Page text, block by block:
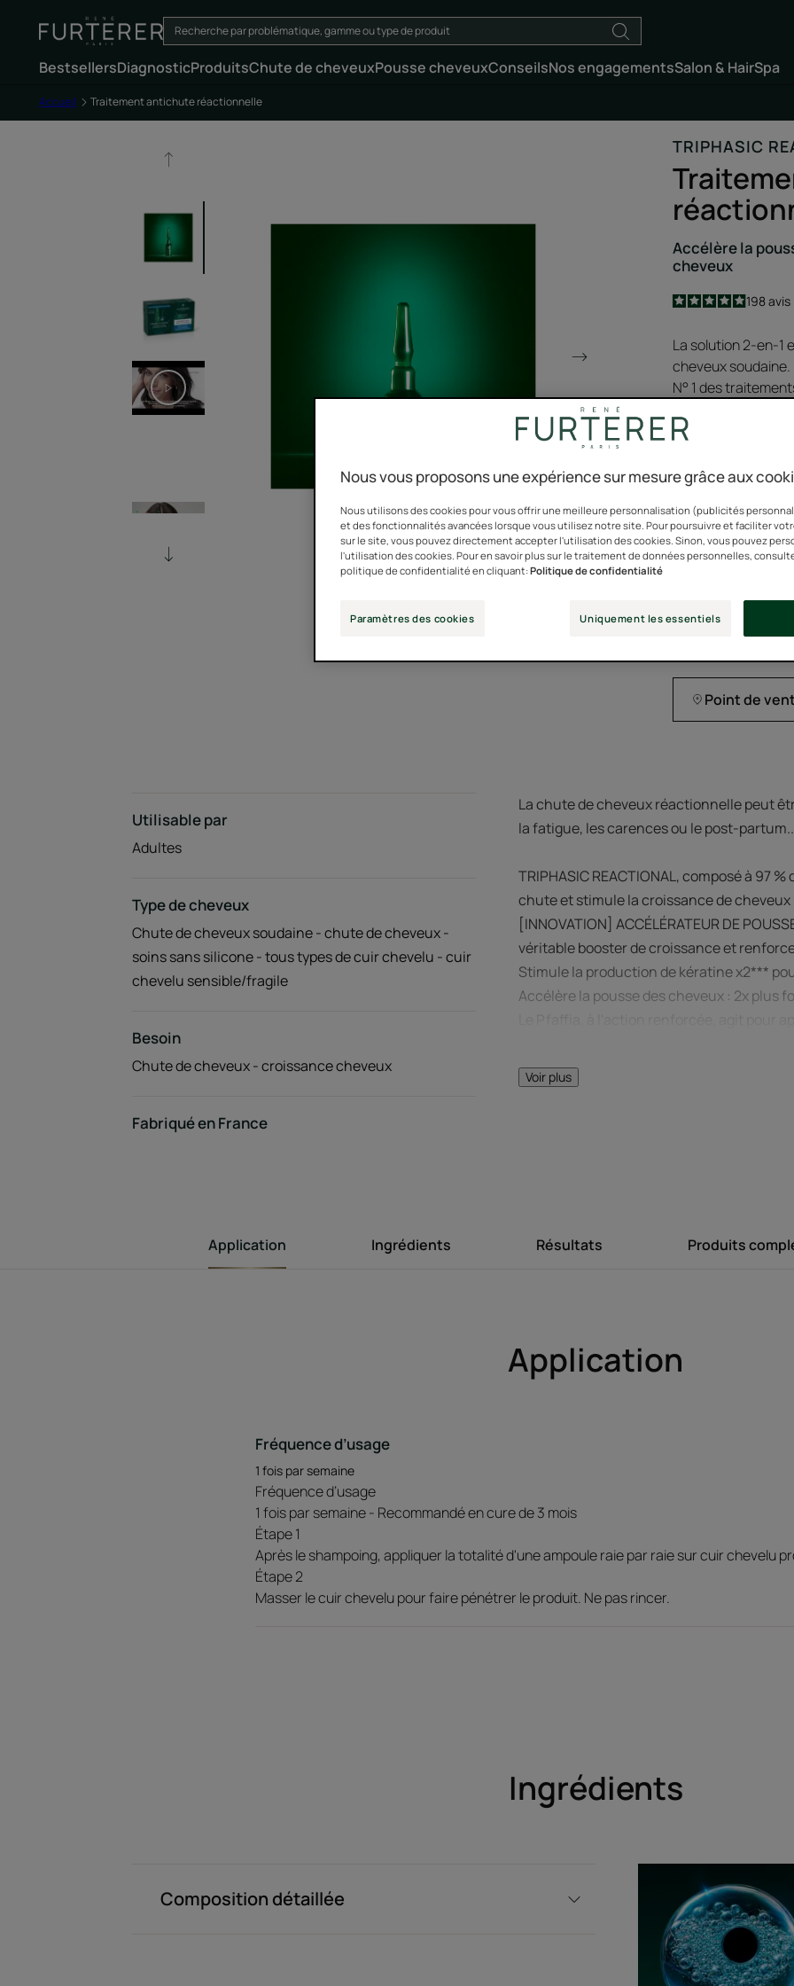
BestsellersDiagnosticProduitsChute de cheveuxPousse cheveuxConseilsNos engagementsSalon & HairSpa
Accueil Traitement antichute réactionnelle
TRIPHASIC
Accélère la
cheveux
4.9
/5
198avis
La solution 2-en-1
cheveux soudaine.
N° 1 des
97 % efficacité
Un traitement 2-
agréable à utiliser
fois par semaine
facilement et ne
cheveux.
97%
Point de
Utilisable par
Adultes
Type de cheveux
Chute de cheveux soudaine - chute de cheveux -
soins sans silicone - tous types de cuir chevelu - cuir
chevelu sensible/fragile
Besoin
Chute de cheveux - croissance cheveux
Fabriqué en France
La chute de cheveux réactionnelle peut
la fatigue, les carences ou le post-
TRIPHASIC REACTIONAL, composé à 97
chute et stimule la croissance de
[INNOVATION] ACCÉLÉRATEUR DE
véritable booster de croissance et
Stimule la production de kératine x2***
Accélère la pousse des cheveux : 2x plus
Efficacité antichute prouvée à 97 % après
Conçu dans un format mono-dose
kératine,
la pousse de
2 . ACCÉLÈRE LA POUSSE : la propolis bio
croissance des cheveux. Elle agit comme
4. RÉEQUILIBRE LE CUIR CHEVELU : le
stress sur le cuir chevelu. Le pfaffia apaise
Voir plus
Application Ingrédients Résultats Produits
Application
Fréquence d’usage
1 fois par semaine
Fréquence d’usage
1 fois par semaine - Recommandé en cure de 3 mois
Étape 1
Après le shampoing, appliquer la totalité d'une ampoule raie par raie sur cuir chevelu
Étape 2
Masser le cuir chevelu pour faire pénétrer le produit. Ne pas rincer.
Ingrédients
Composition détaillée
Nous vous proposons une expérience sur mesure grâce aux
Nous utilisons des cookies pour vous offrir une meilleure personnalisation (publicités
et des fonctionnalités avancées lorsque vous utilisez notre site. Pour poursuivre et faciliter
sur le site, vous pouvez directement accepter l'utilisation des cookies. Sinon, vous pouvez
l'utilisation des cookies. Pour en savoir plus sur le traitement de données personnelles,
politique de confidentialité en cliquant:Politique de confidentialité
Paramètres des cookies Uniquement les essentiels